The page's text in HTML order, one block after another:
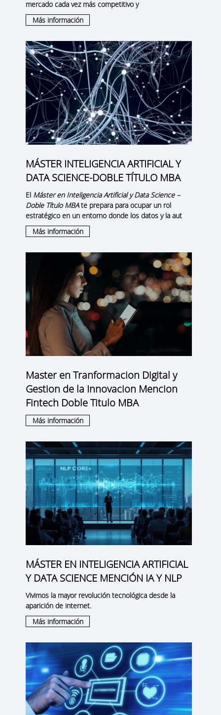
mercado cada vez más competitivo y
Más información
MÁSTER INTELIGENCIA ARTIFICIAL Y
DATA SCIENCE-DOBLE TÍTULO MBA
El Máster en Inteligencia Artificial y Data Science –
Doble Título MBAte prepara para ocupar un rol
estratégico en un entorno donde los datos y la aut
Más información
Master en Tranformacion Digital y
Gestion de la Innovacion Mencion
Fintech Doble Titulo MBA
Más información
MÁSTER EN INTELIGENCIA ARTIFICIAL
Y DATA SCIENCE MENCIÓN IA Y NLP
Vivimos la mayor revolución tecnológica desde la
aparición de internet.
Más información